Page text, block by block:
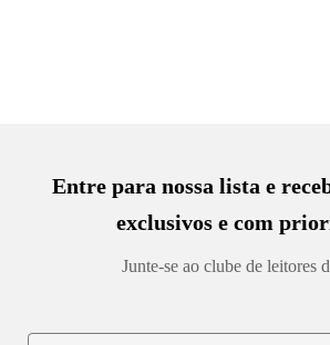
Entre para nossa lista e
exclusivos e com
Junte-se ao clube de leitores